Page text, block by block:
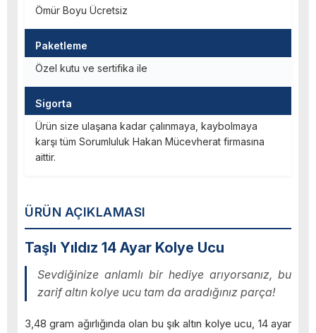
ÜRÜN AÇIKLAMASI
Taşlı Yıldız 14 Ayar Kolye Ucu
Sevdiğinize anlamlı bir hediye arıyorsanız, bu
zarif altın kolye ucu tam da aradığınız parça!
3,48 gram ağırlığında olan bu şık altın kolye ucu, 14 ayar
Ömür Boyu Ücretsiz
Paketleme
Özel kutu ve sertifika ile
Sigorta
Ürün size ulaşana kadar çalınmaya, kaybolmaya
karşı tüm Sorumluluk Hakan Mücevherat firmasına
aittir.